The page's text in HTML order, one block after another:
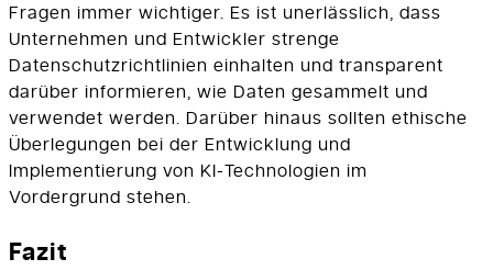
Fragen immer wichtiger. Es ist unerlässlich, dass
Unternehmen und Entwickler strenge
Datenschutzrichtlinien einhalten und transparent
darüber informieren, wie Daten gesammelt und
verwendet werden. Darüber hinaus sollten ethische
Überlegungen bei der Entwicklung und
Implementierung von KI-Technologien im
Vordergrund stehen.
Fazit